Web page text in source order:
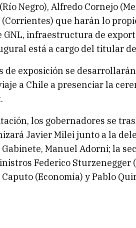
Negro), Alfredo Cornejo
(Corrientes) que harán lo
GNL, infraestructura de
está a cargo del titular
de exposición se
a Chile a presenciar la
los gobernadores se
Javier Milei junto a la
Manuel Adorni; la
Federico
(Economía) y Pablo